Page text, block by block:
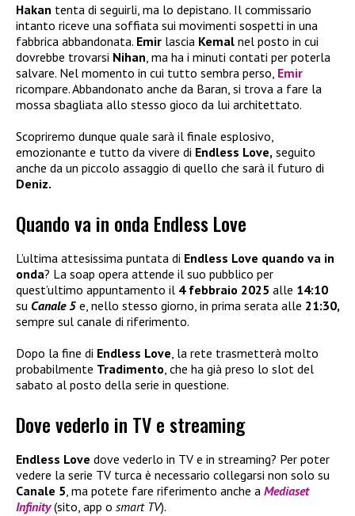
Hakan tenta di seguirli, ma lo depistano. Il commissario
intanto riceve una soffiata sui movimenti sospetti in una
fabbrica abbandonata. Emir lascia Kemal nel posto in cui
dovrebbe trovarsi Nihan , ma ha i minuti contati per poterla
salvare. Nel momento in cui tutto sembra perso, Emir
ricompare. Abbandonato anche da Baran, si trova a fare la
mossa sbagliata allo stesso gioco da lui architettato.
Scopriremo dunque quale sarà il finale esplosivo,
emozionante e tutto da vivere di Endless Love, seguito
anche da un piccolo assaggio di quello che sarà il futuro di
Deniz.
Quando va in onda Endless Love
L’ultima attesissima puntata di Endless Love quando va in
onda? La soap opera attende il suo pubblico per
quest’ultimo appuntamento il 4 febbraio 2025 alle 14:10
su Canale 5 e, nello stesso giorno, in prima serata alle 21:30,
sempre sul canale di riferimento.
Dopo la fine di Endless Love, la rete trasmetterà molto
probabilmente Tradimento, che ha già preso lo slot del
sabato al posto della serie in questione.
Dove vederlo in TV e streaming
Endless Love dove vederlo in TV e in streaming? Per poter
vedere la serie TV turca è necessario collegarsi non solo su
Canale 5, ma potete fare riferimento anche a Mediaset
Infinity(sito, app o smart TV).